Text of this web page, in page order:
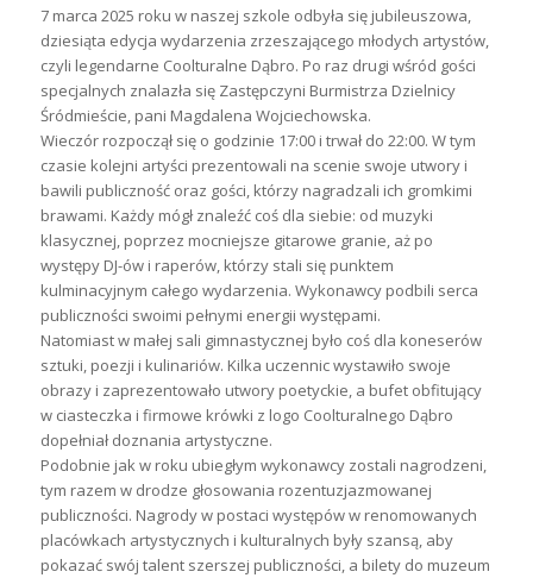
7 marca 2025 roku w naszej szkole odbyła się jubileuszowa,
dziesiąta edycja wydarzenia zrzeszającego młodych artystów,
czyli legendarne Coolturalne Dąbro. Po raz drugi wśród gości
specjalnych znalazła się Zastępczyni Burmistrza Dzielnicy
Śródmieście, pani Magdalena Wojciechowska.
Wieczór rozpoczął się o godzinie 17:00 i trwał do 22:00. W tym
czasie kolejni artyści prezentowali na scenie swoje utwory i
bawili publiczność oraz gości, którzy nagradzali ich gromkimi
brawami. Każdy mógł znaleźć coś dla siebie: od muzyki
klasycznej, poprzez mocniejsze gitarowe granie, aż po
występy DJ-ów i raperów, którzy stali się punktem
kulminacyjnym całego wydarzenia. Wykonawcy podbili serca
publiczności swoimi pełnymi energii występami.
Natomiast w małej sali gimnastycznej było coś dla koneserów
sztuki, poezji i kulinariów. Kilka uczennic wystawiło swoje
obrazy i zaprezentowało utwory poetyckie, a bufet obfitujący
w ciasteczka i firmowe krówki z logo Coolturalnego Dąbro
dopełniał doznania artystyczne.
Podobnie jak w roku ubiegłym wykonawcy zostali nagrodzeni,
tym razem w drodze głosowania rozentuzjazmowanej
publiczności. Nagrody w postaci występów w renomowanych
placówkach artystycznych i kulturalnych były szansą, aby
pokazać swój talent szerszej publiczności, a bilety do muzeum